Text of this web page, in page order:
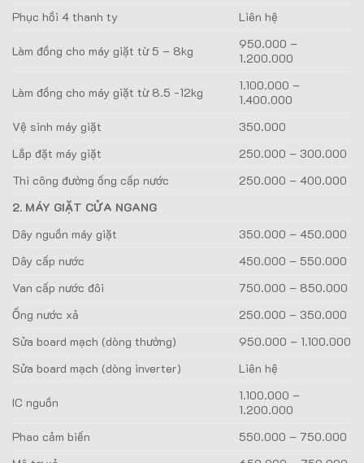
Phục hồi 4 thanh ty
Liên hệ
Làm đồng cho máy giặt từ 5 – 8kg
950.000 –
1.200.000
Làm đồng cho máy giặt từ 8.5 -12kg
1.100.000 –
1.400.000
Vệ sinh máy giặt
350.000
Lắp đặt máy giặt
250.000 – 300.000
Thi công đường ống cấp nước
250.000 – 400.000
2. MÁY GIẶT CỬA NGANG
Dây nguồn máy giặt
350.000 – 450.000
Dây cấp nước
450.000 – 550.000
Van cấp nước đôi
750.000 – 850.000
Ống nước xả
250.000 – 350.000
Sửa board mạch (dòng thường)
950.000 – 1.100.000
Sửa board mạch (dòng inverter)
Liên hệ
IC nguồn
1.100.000 –
1.200.000
Phao cảm biến
550.000 – 750.000